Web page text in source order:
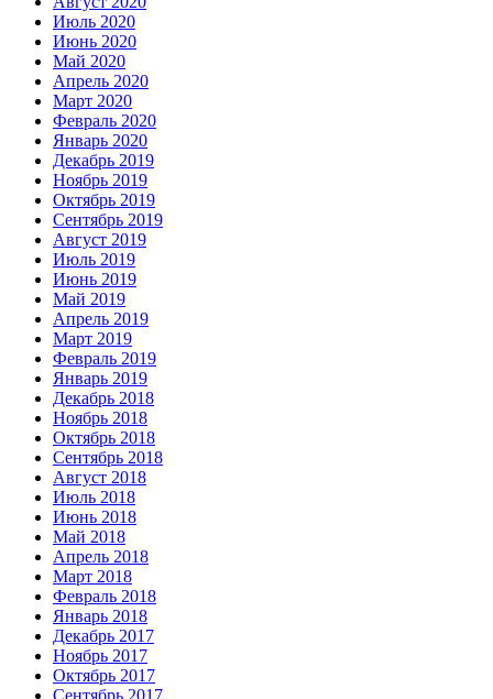
Июль 2020
Июнь 2020
Май 2020
Апрель 2020
Март 2020
Февраль 2020
Январь 2020
Декабрь 2019
Ноябрь 2019
Октябрь 2019
Сентябрь 2019
Август 2019
Июль 2019
Июнь 2019
Май 2019
Апрель 2019
Март 2019
Февраль 2019
Январь 2019
Декабрь 2018
Ноябрь 2018
Октябрь 2018
Сентябрь 2018
Август 2018
Июль 2018
Июнь 2018
Май 2018
Апрель 2018
Март 2018
Февраль 2018
Январь 2018
Декабрь 2017
Ноябрь 2017
Октябрь 2017
Сентябрь 2017